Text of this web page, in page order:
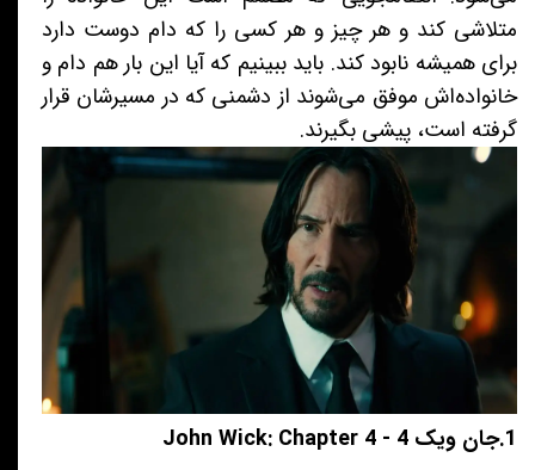
متلاشی کند و هر چیز و هر کسی را که دام دوست دارد
برای همیشه نابود کند. باید ببینیم که آیا این بار هم دام و
خانواده‌اش موفق می‌شوند از دشمنی که در مسیرشان قرار
گرفته است، پیشی بگیرند.
1.جان ویک 4 - John Wick: Chapter 4